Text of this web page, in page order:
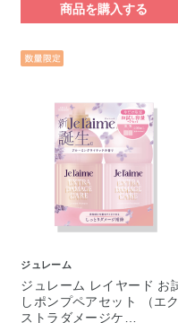
商品を購入する
ジュレーム
ジュレーム レイヤード お
しポンプペアセット （エク
ストラダメージケ…